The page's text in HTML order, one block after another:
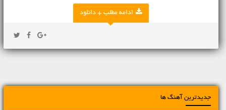
ادامه مطلب + دانلود
جدیدترین آهنگ ها